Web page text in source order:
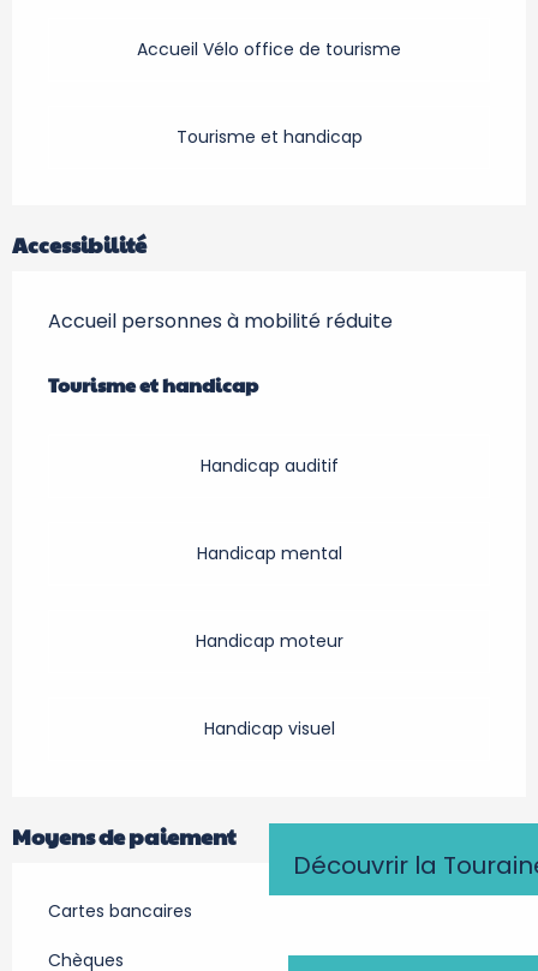
Découvrir la
Accueil Vélo office de tourisme
Tourisme et handicap
Accessibilité
Accueil personnes à mobilité réduite
Tourisme et handicap
Tourisme et handicap
Handicap auditif
Handicap mental
Handicap moteur
Handicap visuel
Moyens de paiement
Cartes bancaires
Chèques